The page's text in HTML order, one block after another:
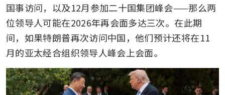
国事访问，以及12月参加二十国集团峰会——那么两
位领导人可能在2026年再会面多达三次。在此期
间，如果特朗普再次访问中国，他们预计还将在11
月的亚太经合组织领导人峰会上会面。